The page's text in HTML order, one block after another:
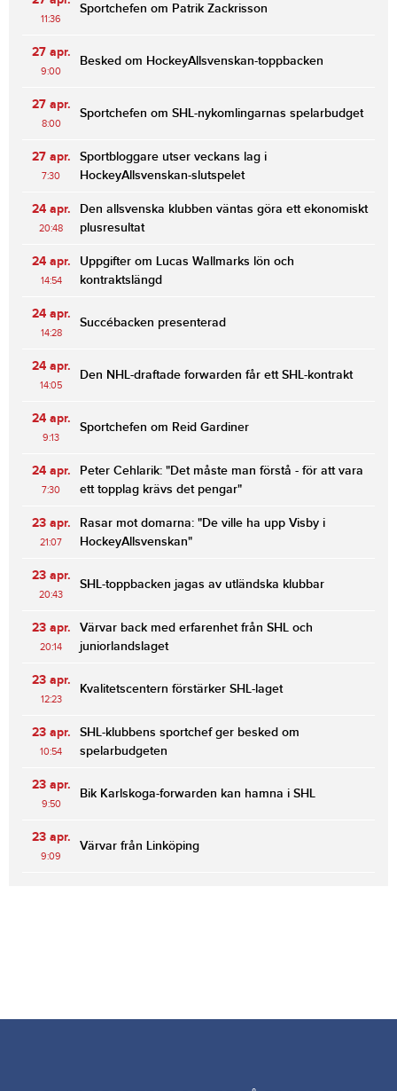
11:36
Sportchefen om Patrik Zackrisson
27 apr.
9:00
Besked om HockeyAllsvenskan-toppbacken
27 apr.
8:00
Sportchefen om SHL-nykomlingarnas spelarbudget
27 apr.
7:30
Sportbloggare utser veckans lag i
HockeyAllsvenskan-slutspelet
24 apr.
20:48
Den allsvenska klubben väntas göra ett ekonomiskt
plusresultat
24 apr.
14:54
Uppgifter om Lucas Wallmarks lön och
kontraktslängd
24 apr.
14:28
Succébacken presenterad
24 apr.
14:05
Den NHL-draftade forwarden får ett SHL-kontrakt
24 apr.
9:13
Sportchefen om Reid Gardiner
24 apr.
7:30
Peter Cehlarik: "Det måste man förstå - för att vara
ett topplag krävs det pengar"
23 apr.
21:07
Rasar mot domarna: "De ville ha upp Visby i
HockeyAllsvenskan"
23 apr.
20:43
SHL-toppbacken jagas av utländska klubbar
23 apr.
20:14
Värvar back med erfarenhet från SHL och
juniorlandslaget
23 apr.
12:23
Kvalitetscentern förstärker SHL-laget
23 apr.
10:54
SHL-klubbens sportchef ger besked om
spelarbudgeten
23 apr.
9:50
Bik Karlskoga-forwarden kan hamna i SHL
23 apr.
9:09
Värvar från Linköping